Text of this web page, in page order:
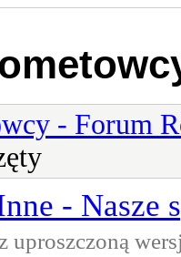
- Forum
- Nasze
uproszczoną